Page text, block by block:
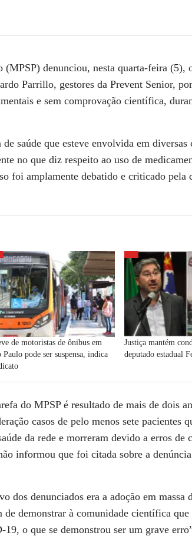
durante Covid-19 | CNN NOVO
denunciou, nesta quarta-feira (5),
Parrillo, gestores da Prevent Senior,
e sem comprovação científica,
saúde que esteve envolvida em diversas
no que diz respeito ao uso de
foi amplamente debatido e criticado pela
de motoristas de ônibus em
Paulo pode ser suspensa, indica
Justiça mantém
deputado estadual
do MPSP é resultado de mais de dois
casos de pelo menos sete pacientes
da rede e morreram devido a erros de
informou que foi citada sobre a
dos denunciados era a adoção em massa
demonstrar à comunidade científica que
o que se demonstrou ser um grave